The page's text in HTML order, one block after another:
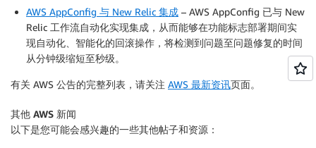
AWS AppConfig 与 New Relic 集成 – AWS AppConfig 已与 New
Relic 工作流自动化实现集成，从而能够在功能标志部署期间实
现自动化、智能化的回滚操作，将检测到问题至问题修复的时间
从分钟级缩短至秒级。
有关 AWS 公告的完整列表，请关注 AWS 最新资讯页面。
其他 AWS 新闻
以下是您可能会感兴趣的一些其他帖子和资源：